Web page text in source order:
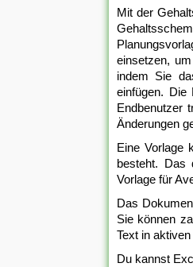
Mit der
einsetzen,
indem Sie
einfügen. Die
Endbenutzer
Änderungen
Eine Vorlage
besteht. Das
Vorlage für
Das
Sie können
Text in
Du kannst